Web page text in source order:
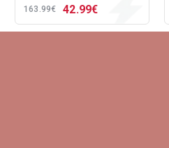
163 99€ 42 99€